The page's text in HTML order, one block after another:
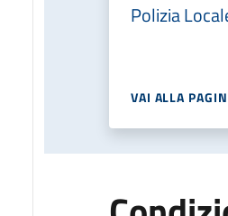
Polizia
VAI ALLA